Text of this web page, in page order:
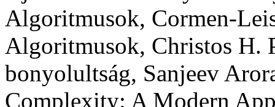
Algoritmusok, Cormen-
Algoritmusok, Christos H.
bonyolultság, Sanjeev
Complexity: A Modern